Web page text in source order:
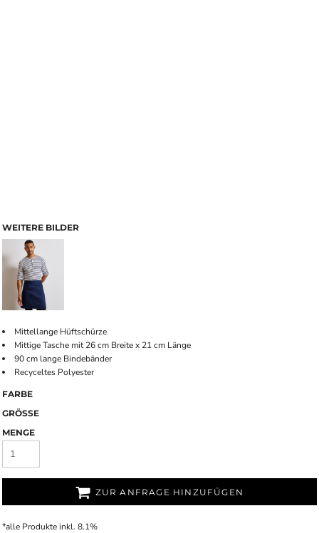
WEITERE BILDER
Mittellange Hüftschürze
Mittige Tasche mit 26 cm Breite x 21 cm Länge
90 cm lange Bindebänder
Recyceltes Polyester
FARBE
GRÖSSE
MENGE
ZUR ANFRAGE HINZUFÜGEN
*alle Produkte inkl. 8.1%